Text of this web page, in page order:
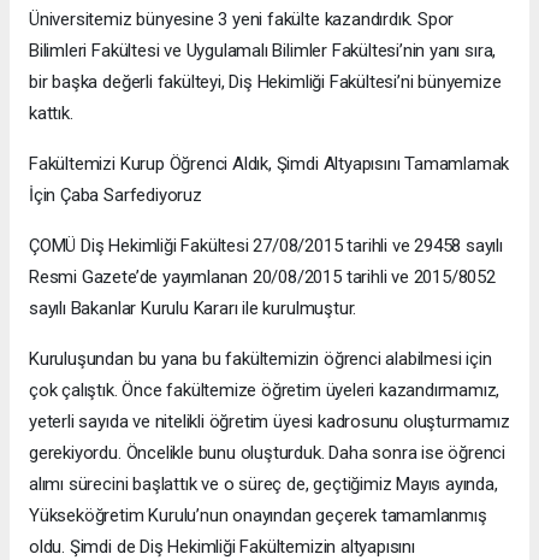
Üniversitemiz bünyesine 3 yeni fakülte kazandırdık. Spor
Bilimleri Fakültesi ve Uygulamalı Bilimler Fakültesi’nin yanı sıra,
bir başka değerli fakülteyi, Diş Hekimliği Fakültesi’ni bünyemize
kattık.
Fakültemizi Kurup Öğrenci Aldık, Şimdi Altyapısını Tamamlamak
İçin Çaba Sarfediyoruz
ÇOMÜ Diş Hekimliği Fakültesi 27/08/2015 tarihli ve 29458 sayılı
Resmi Gazete’de yayımlanan 20/08/2015 tarihli ve 2015/8052
sayılı Bakanlar Kurulu Kararı ile kurulmuştur.
Kuruluşundan bu yana bu fakültemizin öğrenci alabilmesi için
çok çalıştık. Önce fakültemize öğretim üyeleri kazandırmamız,
yeterli sayıda ve nitelikli öğretim üyesi kadrosunu oluşturmamız
gerekiyordu. Öncelikle bunu oluşturduk. Daha sonra ise öğrenci
alımı sürecini başlattık ve o süreç de, geçtiğimiz Mayıs ayında,
Yükseköğretim Kurulu’nun onayından geçerek tamamlanmış
oldu. Şimdi de Diş Hekimliği Fakültemizin altyapısını